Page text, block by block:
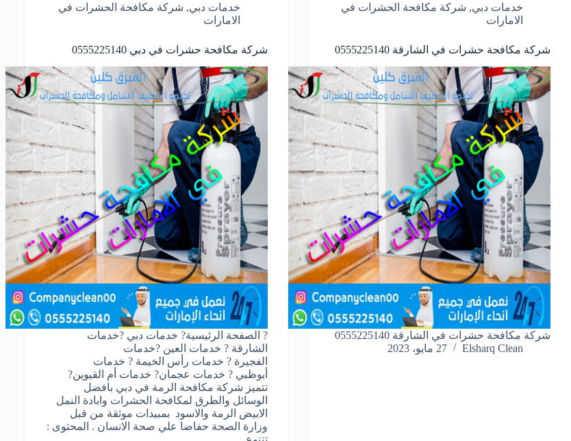
خدمات دبي, شركة مكافحة الحشرات في
الامارات
شركة مكافحة حشرات في الشارقة 0555225140
شركة مكافحة حشرات في الشارقة 0555225140
Elsharq Clean
27 مايو، 2023
خدمات دبي, شركة مكافحة الحشرات في
الامارات
شركة مكافحة حشرات في دبي 0555225140
? الصفحة الرئيسية? خدمات دبي ?خدمات
الشارقة ? خدمات العين ?خدمات
الفجيرة ? خدمات رأس الخيمة ? خدمات
أبوظبي ? خدمات عجمان? خدمات أم القيوين?
تتميز شركة مكافحة الرمة في دبي بافضل
الوسائل والطرق لمكافحة الحشرات وابادة النمل
الابيض الرمة والاسود بمبيدات موثقة من قبل
وزارة الصحة حفاضا علي صحة الانسان . المحتوى :